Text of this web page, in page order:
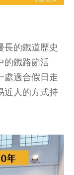
長的鐵道歷史
的鐵路節活
處適合假日走
近人的方式持